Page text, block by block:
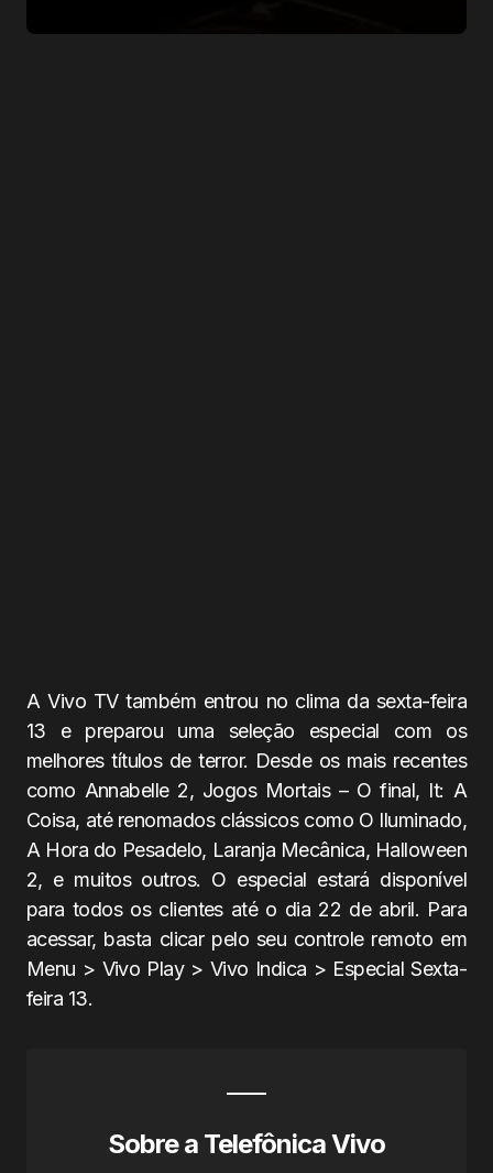
A Vivo TV também entrou no clima da sexta-feira
13 e preparou uma seleção especial com os
melhores títulos de terror. Desde os mais recentes
como Annabelle 2, Jogos Mortais – O final, It: A
Coisa, até renomados clássicos como O Iluminado,
A Hora do Pesadelo, Laranja Mecânica, Halloween
2, e muitos outros. O especial estará disponível
para todos os clientes até o dia 22 de abril. Para
acessar, basta clicar pelo seu controle remoto em
Menu > Vivo Play > Vivo Indica > Especial Sexta-
feira 13.
Sobre a Telefônica Vivo